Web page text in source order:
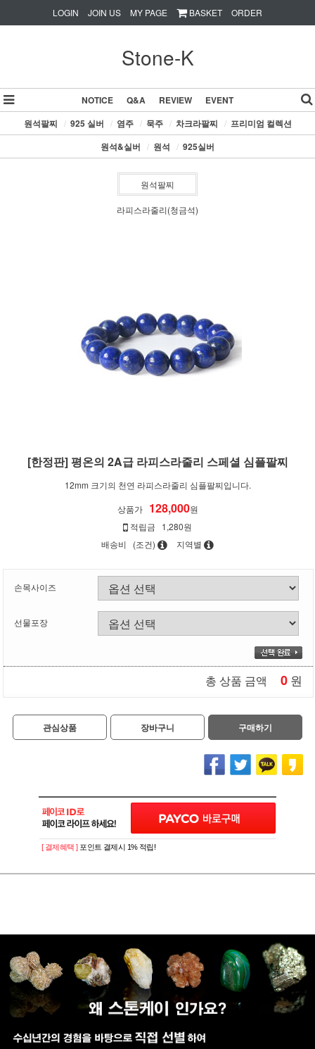
LOGIN JOIN US MY PAGE BASKET ORDER
Stone-K
NOTICE Q&A REVIEW
EVENT
원석팔찌 / 925 실버 / 염주 / 묵주 / 차크라팔찌 / 프리미엄 컬렉션
원석&실버 / 원석 / 925실버
원석팔찌
라피스라줄리(청금석)
[한정판] 평온의 2A급 라피스라줄리 스페셜 심플팔찌
12mm 크기의 천연 라피스라줄리 심플팔찌입니다.
상품가
128,000원
적립금
1,280원
배송비
(조건) 지역별
손목사이즈
선물포장
총 상품 금액 0 원
관심상품 장바구니 구매하기
[ 결제혜택 ] 포인트 결제시 1% 적립!